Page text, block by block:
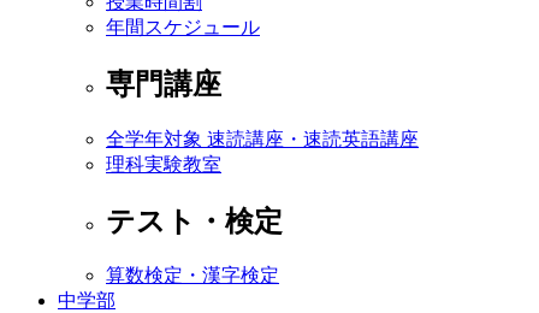
年間スケジュール
専門講座
全学年対象 速読講座・速読英語講座
理科実験教室
テスト・検定
算数検定・漢字検定
中学部